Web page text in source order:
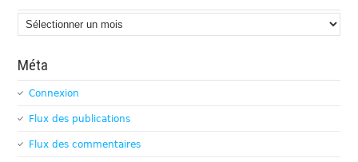
Archives
Méta
Connexion
Flux des publications
Flux des commentaires